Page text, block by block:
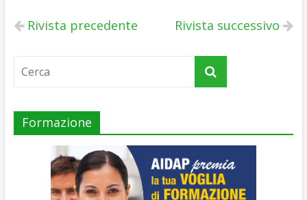
Rivista precedente Rivista successivo
Formazione